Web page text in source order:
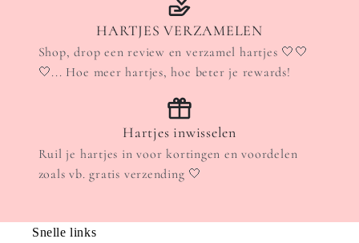
HARTJES VERZAMELEN
Shop, drop een review en verzamel hartjes 🤍🤍
🤍... Hoe meer hartjes, hoe beter je rewards!
Hartjes inwisselen
Ruil je hartjes in voor kortingen en voordelen
zoals vb. gratis verzending 🤍
Snelle links